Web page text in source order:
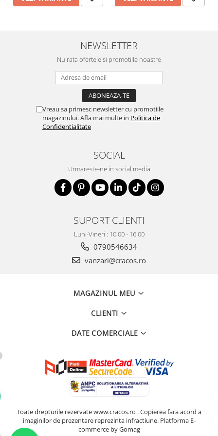
NEWSLETTER
Nu rata ofertele si promotiile noastre
Vreau sa primesc newsletter cu promotiile
magazinului. Afla mai multe in Politica de
Confidentialitate
SOCIAL
Urmareste-ne in social media
SUPORT CLIENTI
Luni-Vineri : 10.00 - 16.00
0790546634
vanzari@cracos.ro
MAGAZINUL MEU
CLIENTI
DATE COMERCIALE
Toate drepturile rezervate www.cracos.ro . Copierea fara acord a
imaginilor de prezentare reprezinta infractiune. Platforma E-
commerce by Gomag